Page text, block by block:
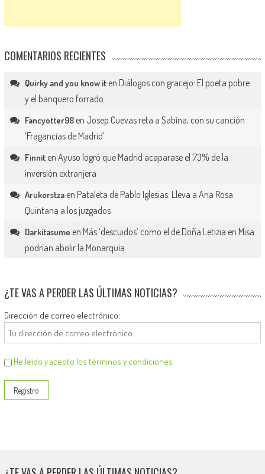
COMENTARIOS RECIENTES
Quirky and you know iten Diálogos con gracejo: El poeta pobre
y el banquero forrado
Fancyotter98en Josep Cuevas reta a Sabina, con su canción
‘Fragancias de Madrid’
Finniten Ayuso logró que Madrid acaparase el 73% de la
inversión extranjera
Arukorstzaen Pataleta de Pablo Iglesias: Lleva a Ana Rosa
Quintana a los juzgados
Darkitasume en Más ‘descuidos’ como el de Doña Letizia en Misa
podrían abolir la Monarquía
¿TE VAS A PERDER LAS ÚLTIMAS NOTICIAS?
Dirección de correo electrónico:
He leído y acepto los términos y condiciones